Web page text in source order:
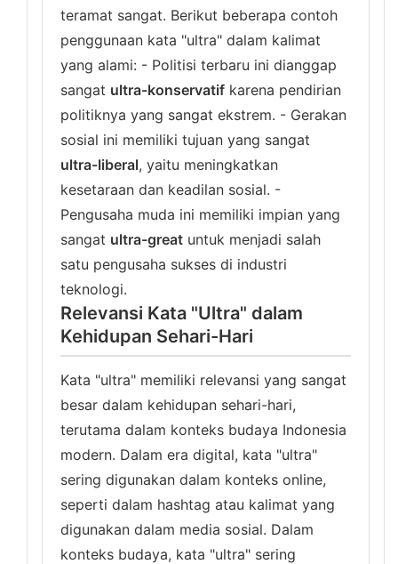
teramat sangat. Berikut beberapa contoh
penggunaan kata "ultra" dalam kalimat
yang alami: - Politisi terbaru ini dianggap
sangat ultra-konservatif karena pendirian
politiknya yang sangat ekstrem. - Gerakan
sosial ini memiliki tujuan yang sangat
ultra-liberal, yaitu meningkatkan
kesetaraan dan keadilan sosial. -
Pengusaha muda ini memiliki impian yang
sangat ultra-great untuk menjadi salah
satu pengusaha sukses di industri
teknologi.
Relevansi Kata "Ultra" dalam
Kehidupan Sehari-Hari
Kata "ultra" memiliki relevansi yang sangat
besar dalam kehidupan sehari-hari,
terutama dalam konteks budaya Indonesia
modern. Dalam era digital, kata "ultra"
sering digunakan dalam konteks online,
seperti dalam hashtag atau kalimat yang
digunakan dalam media sosial. Dalam
konteks budaya, kata "ultra" sering